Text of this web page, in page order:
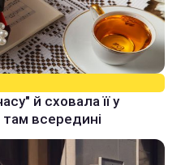
й сховала її у
всередині